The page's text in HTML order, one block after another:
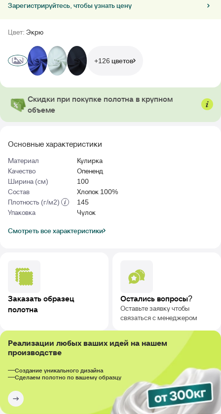
Основные характеристики
Материал
Кулирка
Качество
Опененд
Ширина (см)
100
Состав
Хлопок 100%
Плотность (г/м2)
145
Упаковка
Чулок
Смотреть все характеристики
Зарегистрируйтесь, чтобы узнать цену
Цвет: Экрю
+126 цветов
Скидки при покупке полотна в крупном
объеме
Заказать образец
полотна
Остались вопросы?
Оставьте заявку чтобы
связаться с менеджером
Реализации любых ваших идей на нашем
производстве
Создание уникального дизайна
Сделаем полотно по вашему образцу